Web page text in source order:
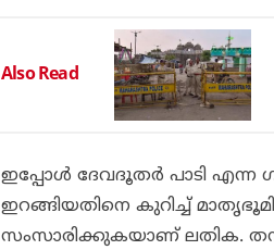
Also Read
ഇപ്പോള്‍ ദേവദൂതര്‍ പാടി എന്ന
ഇറങ്ങിയതിനെ കുറിച്ച്
സംസാരിക്കുകയാണ് ലതിക.